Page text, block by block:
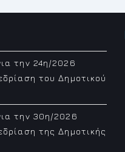
την 24η/2026
του Δημοτικού
την 30η/2026
της Δημοτικής